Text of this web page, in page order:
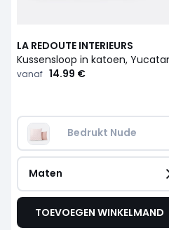
LA REDOUTE INTERIEURS
Kussensloop in katoen,
vanaf 14.99 €
Bedrukt Nude
Maten
TOEVOEGEN WINKELMAND